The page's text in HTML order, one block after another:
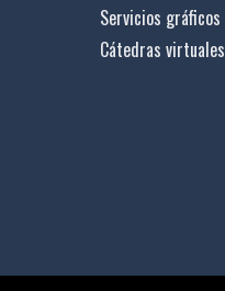
Servicios gráficos
Cátedras virtuales